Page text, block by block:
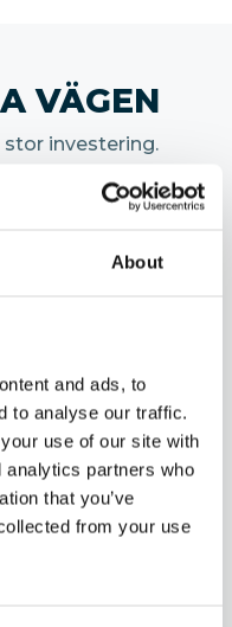
About
and ads, to
to analyse our traffic.
use of our site with
analytics partners who
that you’ve
from your use
VÄGEN
investering.
trygghet genom